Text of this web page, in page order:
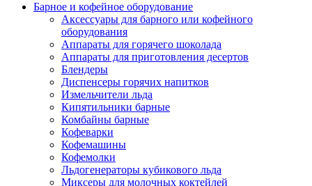
Барное и кофейное оборудование
Аксессуары для барного или кофейного
оборудования
Аппараты для горячего шоколада
Аппараты для приготовления десертов
Блендеры
Диспенсеры горячих напитков
Измельчители льда
Кипятильники барные
Комбайны барные
Кофеварки
Кофемашины
Кофемолки
Льдогенераторы кубикового льда
Миксеры для молочных коктейлей